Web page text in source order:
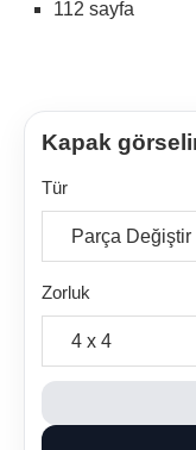
112 sayfa
Kapak
Tür
Zorluk